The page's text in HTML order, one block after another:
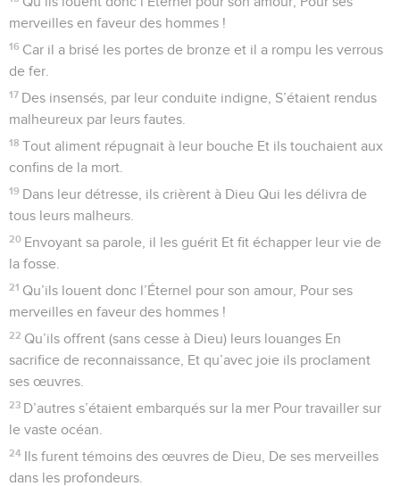
merveilles en faveur des hommes !
16 Car il a brisé les portes de bronze et il a rompu les verrous
de fer.
17 Des insensés, par leur conduite indigne, S’étaient rendus
malheureux par leurs fautes.
18 Tout aliment répugnait à leur bouche Et ils touchaient aux
confins de la mort.
19 Dans leur détresse, ils crièrent à Dieu Qui les délivra de
tous leurs malheurs.
20 Envoyant sa parole, il les guérit Et fit échapper leur vie de
la fosse.
21 Qu’ils louent donc l’Éternel pour son amour, Pour ses
merveilles en faveur des hommes !
22 Qu’ils offrent (sans cesse à Dieu) leurs louanges En
sacrifice de reconnaissance, Et qu’avec joie ils proclament
ses œuvres.
23 D’autres s’étaient embarqués sur la mer Pour travailler sur
le vaste océan.
24 Ils furent témoins des œuvres de Dieu, De ses merveilles
dans les profondeurs.